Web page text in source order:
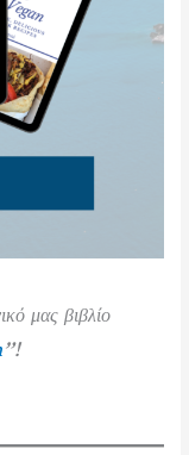
μας βιβλίο
”!